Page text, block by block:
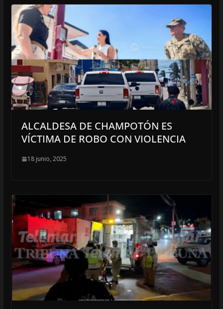
ALCALDESA DE CHAMPOTÓN ES
VÍCTIMA DE ROBO CON VIOLENCIA
18 junio, 2025